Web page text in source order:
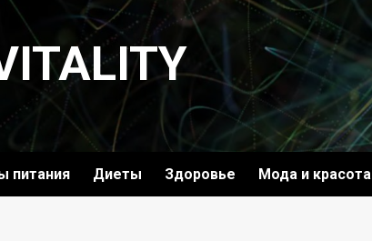
питания Диеты Здоровье Мода и красота